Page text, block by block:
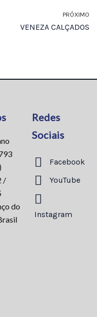
PRÓXIMO
VENEZA CALÇADOS
/
do
Redes
Sociais
Facebook
YouTube
Instagram